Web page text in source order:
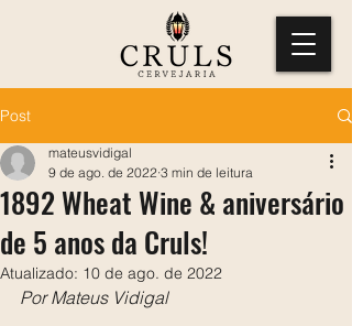
Post
1892 Wheat Wine & aniversário
de 5 anos da Cruls!
mateusvidigal
9 de ago. de 2022 3 min de leitura
Atualizado: 10 de ago. de 2022
Por Mateus Vidigal